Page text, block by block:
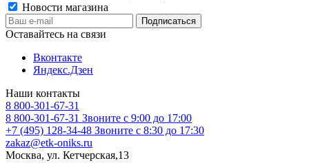
Новости магазина
Оставайтесь на связи
Вконтакте
Яндекс.Дзен
Наши контакты
8 800-301-67-31
8 800-301-67-31 Звоните с 9:00 до 17:00
+7 (495) 128-34-48 Звоните с 8:30 до 17:30
zakaz@etk-oniks.ru
Москва, ул. Кетчерская,13